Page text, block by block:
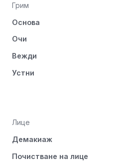
Грим
Основа
Очи
Вежди
Устни
Лице
Демакиаж
Почистване на лице